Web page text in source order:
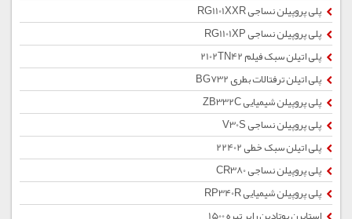
پلی پروپیلن نساجی RG1101XXR
پلی پروپیلن نساجی RG1101XP
پلی اتیلن سبک فیلم 2102TN42
پلی اتیلن ترفتالات بطری BG732
پلی پروپیلن شیمیایی ZB332C
پلی پروپیلن نساجی V30S
پلی اتیلن سبک خطی 22402
پلی پروپیلن نساجی CR380
پلی پروپیلن شیمیایی RP340R